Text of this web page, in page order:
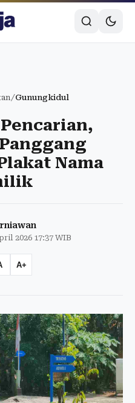
/Gunungkidul
Nama
2026 17:37 WIB
A+